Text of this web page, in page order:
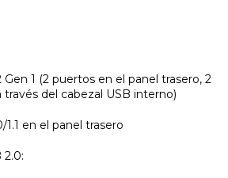
1 (2 puertos en el panel trasero, 2
del cabezal USB interno)
en el panel trasero
2.0: